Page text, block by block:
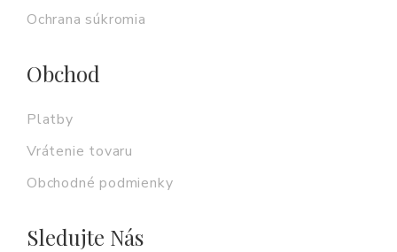
Ochrana súkromia
Obchod
Platby
Vrátenie tovaru
Obchodné podmienky
Sledujte Nás